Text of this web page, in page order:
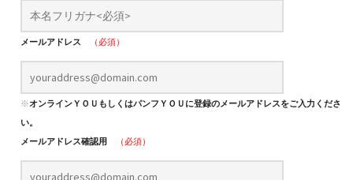
メールアドレス （必須）
※オンラインＹＯＵもしくはパンフＹＯＵに登録のメールアドレスをご入力くださ
い。
メールアドレス確認用
（必須）